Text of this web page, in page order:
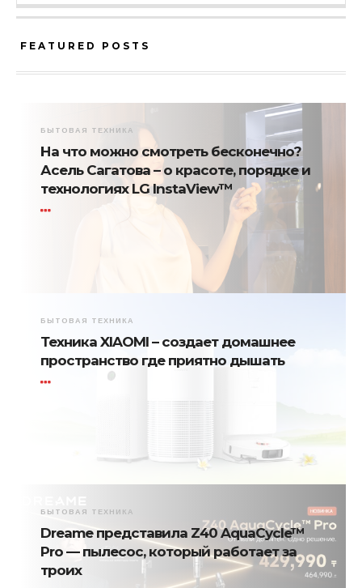
FEATURED POSTS
БЫТОВАЯ ТЕХНИКА
На что можно смотреть бесконечно?
Асель Сагатова – о красоте, порядке и
технологиях LG InstaView™
БЫТОВАЯ ТЕХНИКА
Техника XIAOMI – создает домашнее
пространство где приятно дышать
БЫТОВАЯ ТЕХНИКА
Dreame представила Z40 AquaCycle™
Pro — пылесос, который работает за
троих